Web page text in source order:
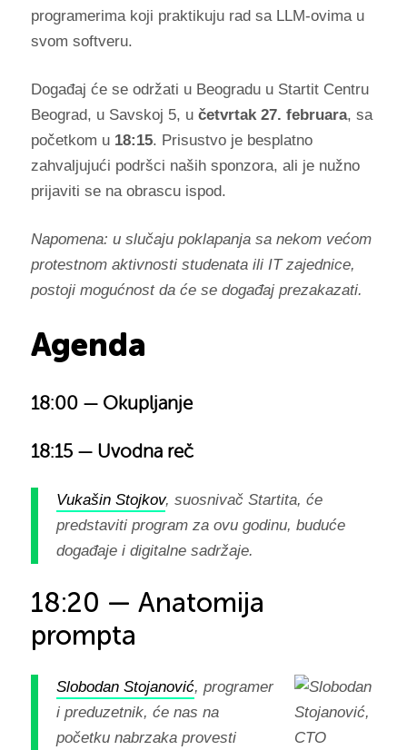
programerima koji praktikuju rad sa LLM-ovima u
svom softveru.
Događaj će se održati u Beogradu u Startit Centru
Beograd, u Savskoj 5, u četvrtak 27. februara, sa
početkom u 18:15. Prisustvo je besplatno
zahvaljujući podršci naših sponzora, ali je nužno
prijaviti se na obrascu ispod.
Napomena: u slučaju poklapanja sa nekom većom
protestnom aktivnosti studenata ili IT zajednice,
postoji mogućnost da će se događaj prezakazati.
Agenda
18:00 — Okupljanje
18:15 — Uvodna reč
Vukašin Stojkov, suosnivač Startita, će
predstaviti program za ovu godinu, buduće
događaje i digitalne sadržaje.
18:20 — Anatomija
prompta
Slobodan Stojanović, programer
i preduzetnik, će nas na
početku nabrzaka provesti